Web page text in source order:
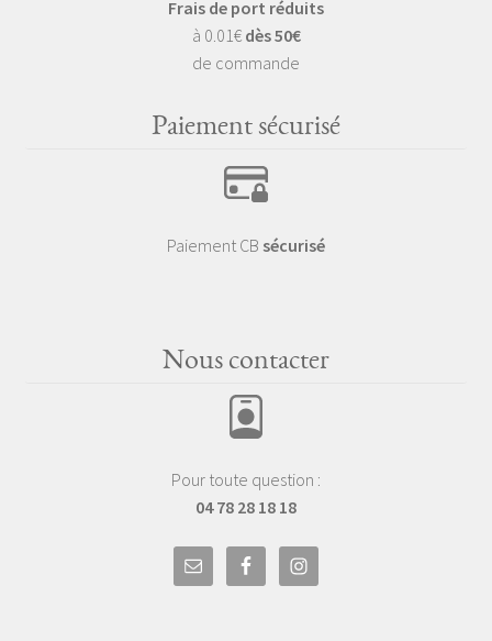
Frais de port réduits
à 0.01€ dès 50€
de commande
Paiement sécurisé
Paiement CB sécurisé
Nous contacter
Pour toute question :
04 78 28 18 18